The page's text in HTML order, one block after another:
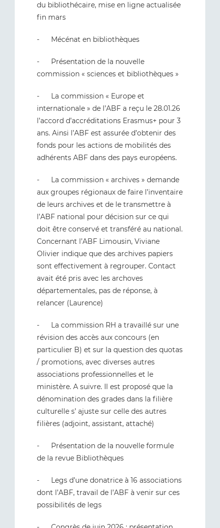
du bibliothécaire, mise en ligne actualisée
fin mars
- Mécénat en bibliothèques
- Présentation de la nouvelle
commission « sciences et bibliothèques »
- La commission « Europe et
internationale » de l’ABF a reçu le 28.01.26
l’accord d’accréditations Erasmus+ pour 3
ans. Ainsi l’ABF est assurée d’obtenir des
fonds pour les actions de mobilités des
adhérents ABF dans des pays européens.
- La commission « archives » demande
aux groupes régionaux de faire l’inventaire
de leurs archives et de le transmettre à
l’ABF national pour décision sur ce qui
doit être conservé et transféré au national.
Concernant l’ABF Limousin, Viviane
Olivier indique que des archives papiers
sont effectivement à regrouper. Contact
avait été pris avec les archoves
départementales, pas de réponse, à
relancer (Laurence)
- La commission RH a travaillé sur une
révision des accès aux concours (en
particulier B) et sur la question des quotas
/ promotions, avec diverses autres
associations professionnelles et le
ministère. A suivre. Il est proposé que la
dénomination des grades dans la filière
culturelle s’ ajuste sur celle des autres
filières (adjoint, assistant, attaché)
- Présentation de la nouvelle formule
de la revue Bibliothèques
- Legs d’une donatrice à 16 associations
dont l’ABF, travail de l’ABF à venir sur ces
possibilités de legs